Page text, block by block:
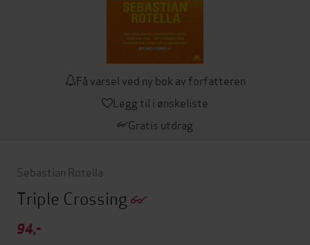
Få varsel ved ny bok av forfatteren
Legg til i ønskeliste
Gratis utdrag
Sebastian Rotella
Triple Crossing
94,-